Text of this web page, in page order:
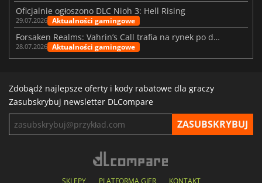
Oficjalnie ogłoszono DLC Nioh 3: Hell Rising
29.07.2026 Aktualności gamingowe
Forsaken Realms: Vahrin’s Call trafia na rynek po dziesięciu latach prac
28.07.2026 Aktualności gamingowe
Zdobądź najlepsze oferty i kody rabatowe dla graczy
Zasubskrybuj newsletter DLCompare
SKLEPY PLATFORMA GIER KONTAKT